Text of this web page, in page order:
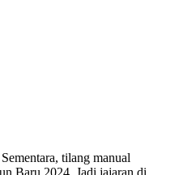
tilang manual